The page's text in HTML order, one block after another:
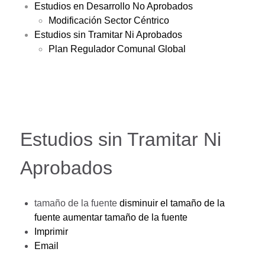
Estudios en Desarrollo No Aprobados
Modificación Sector Céntrico
Estudios sin Tramitar Ni Aprobados
Plan Regulador Comunal Global
Estudios sin Tramitar Ni
Aprobados
tamaño de la fuente disminuir el tamaño de la
fuente aumentar tamaño de la fuente
Imprimir
Email